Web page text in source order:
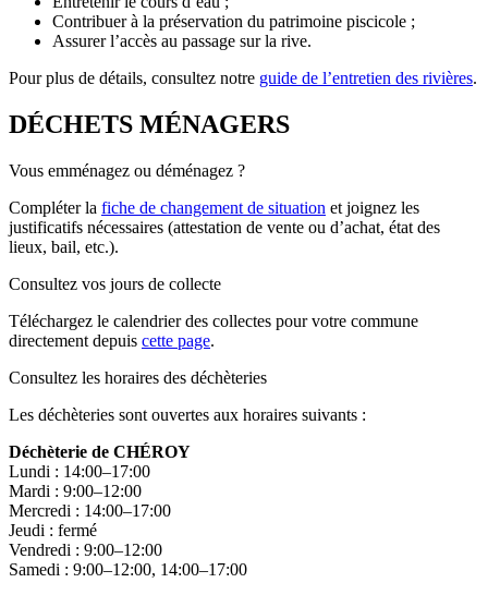
Contribuer à la préservation du patrimoine piscicole ;
Assurer l’accès au passage sur la rive.
Pour plus de détails, consultez notre guide de l’entretien des rivières.
DÉCHETS MÉNAGERS
Vous emménagez ou déménagez ?
Compléter la fiche de changement de situation et joignez les
justificatifs nécessaires (attestation de vente ou d’achat, état des
lieux, bail, etc.).
Consultez vos jours de collecte
Téléchargez le calendrier des collectes pour votre commune
directement depuis cette page.
Consultez les horaires des déchèteries
Les déchèteries sont ouvertes aux horaires suivants :
Déchèterie de CHÉROY
Lundi : 14:00–17:00
Mardi : 9:00–12:00
Mercredi : 14:00–17:00
Jeudi : fermé
Vendredi : 9:00–12:00
Samedi : 9:00–12:00, 14:00–17:00